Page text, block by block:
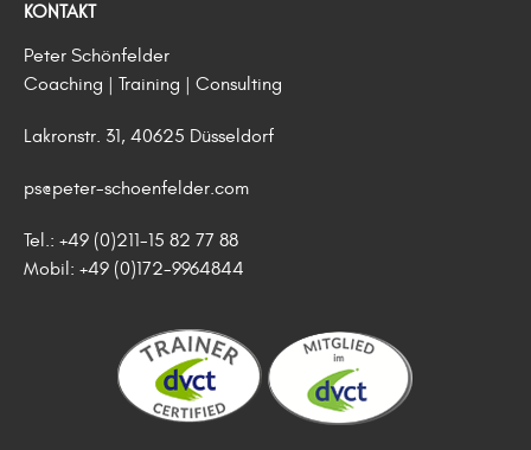
KONTAKT
Peter Schönfelder
Coaching | Training | Consulting
Lakronstr. 31, 40625 Düsseldorf
ps@peter-schoenfelder.com
Tel.: +49 (0)211-15 82 77 88
Mobil: +49 (0)172-9964844